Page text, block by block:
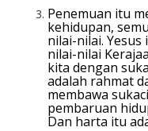
Penemuan itu
kehidupan,
nilai-nilai.
nilai-nilai
kita dengan
adalah rahmat
membawa
pembaruan
Dan harta itu